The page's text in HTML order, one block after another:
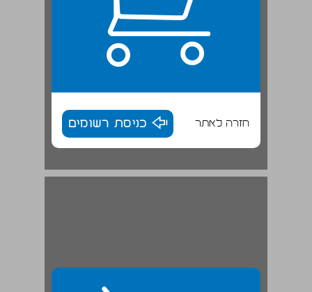
חזרה לאתר כניסת רשומים